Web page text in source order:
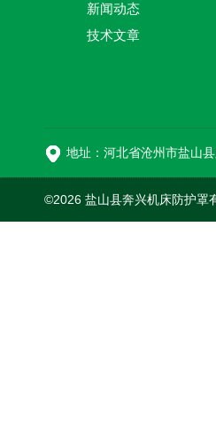
新闻动态
技术文章
地址：河北省沧州市盐山
©2026 盐山县奔兴机床防护罩